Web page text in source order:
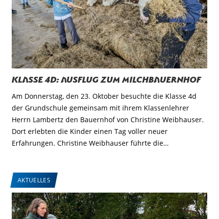
Klasse 4d: Ausflug zum Milchbauernhof
Am Donnerstag, den 23. Oktober besuchte die Klasse 4d
der Grundschule gemeinsam mit ihrem Klassenlehrer
Herrn Lambertz den Bauernhof von Christine Weibhauser.
Dort erlebten die Kinder einen Tag voller neuer
Erfahrungen. Christine Weibhauser führte die…
AKTUELLES